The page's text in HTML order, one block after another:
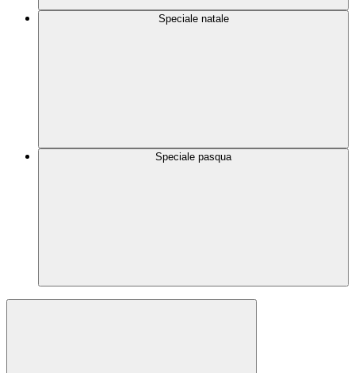
Speciale natale
Speciale pasqua